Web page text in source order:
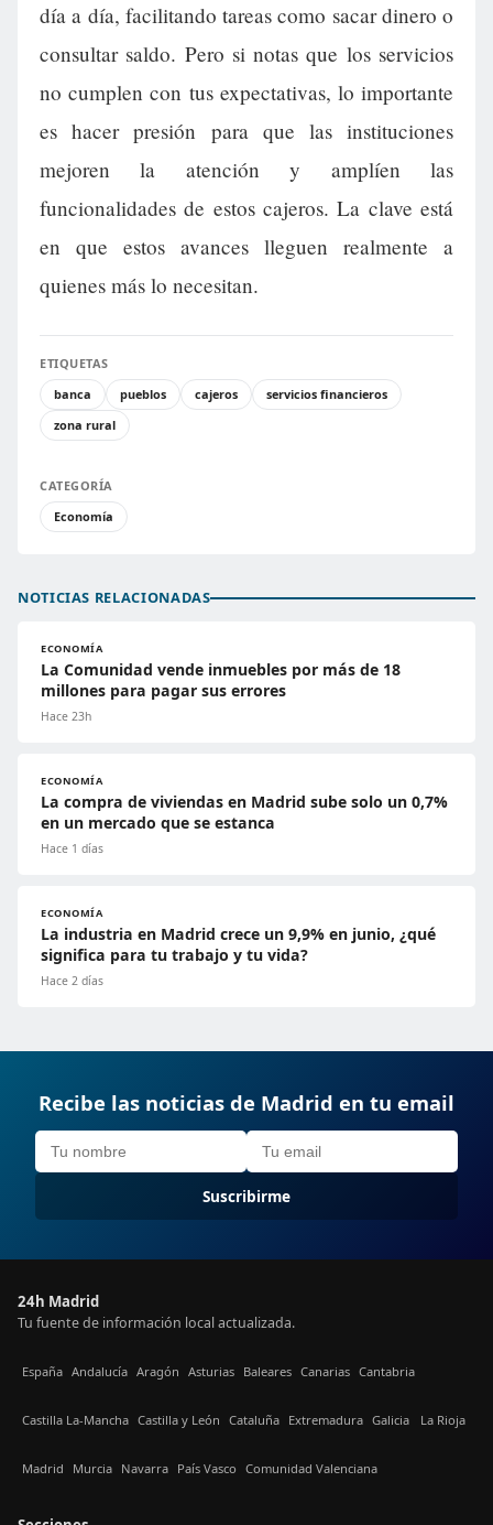
día a día, facilitando tareas como sacar dinero o
consultar saldo. Pero si notas que los servicios
no cumplen con tus expectativas, lo importante
es hacer presión para que las instituciones
mejoren la atención y amplíen las
funcionalidades de estos cajeros. La clave está
en que estos avances lleguen realmente a
quienes más lo necesitan.
ETIQUETAS
banca
pueblos cajeros
servicios financieros
zona rural
CATEGORÍA
Economía
NOTICIAS RELACIONADAS
ECONOMÍA
La Comunidad vende inmuebles por más de 18
millones para pagar sus errores
Hace 23h
ECONOMÍA
La compra de viviendas en Madrid sube solo un 0,7%
en un mercado que se estanca
Hace 1 días
ECONOMÍA
La industria en Madrid crece un 9,9% en junio, ¿qué
significa para tu trabajo y tu vida?
Hace 2 días
Recibe las noticias de Madrid en tu email
Suscribirme
24h Madrid
Tu fuente de información local actualizada.
España Andalucía Aragón Asturias Baleares Canarias Cantabria
Castilla La-Mancha Castilla y León Cataluña Extremadura Galicia La Rioja
Madrid Murcia Navarra País Vasco Comunidad Valenciana